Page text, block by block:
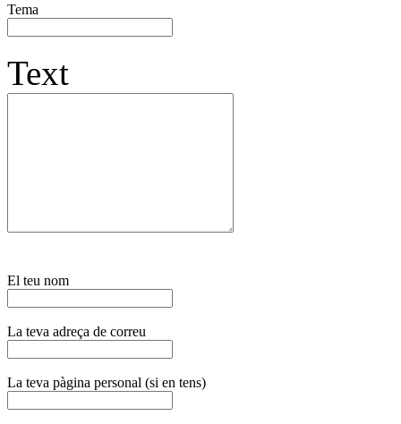
Tema
Text
El teu nom
La teva adreça de correu
La teva pàgina personal (si en tens)